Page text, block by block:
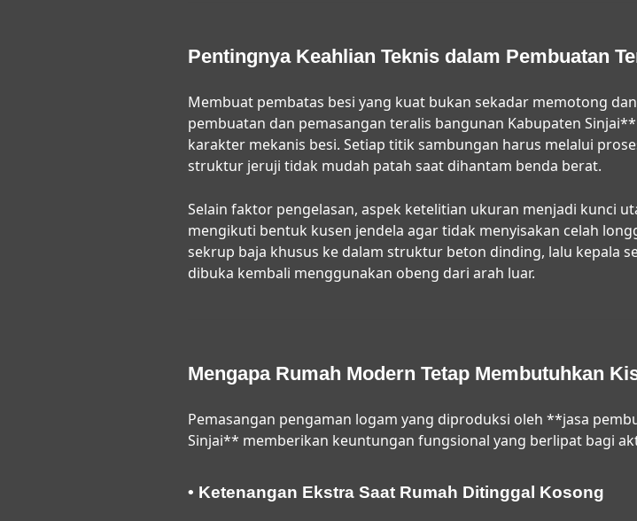
Pentingnya Keahlian Teknis dalam Pembuatan
Membuat pembatas besi yang kuat bukan sekadar memotong
pembuatan dan pemasangan teralis bangunan Kabupaten
karakter mekanis besi. Setiap titik sambungan harus melalui
struktur jeruji tidak mudah patah saat dihantam benda berat.
Selain faktor pengelasan, aspek ketelitian ukuran menjadi kunci
mengikuti bentuk kusen jendela agar tidak menyisakan celah
sekrup baja khusus ke dalam struktur beton dinding, lalu kepala
dibuka kembali menggunakan obeng dari arah luar.
Mengapa Rumah Modern Tetap Membutuhkan
Pemasangan pengaman logam yang diproduksi oleh **jasa
Sinjai** memberikan keuntungan fungsional yang berlipat bagi
• Ketenangan Ekstra Saat Rumah Ditinggal Kosong